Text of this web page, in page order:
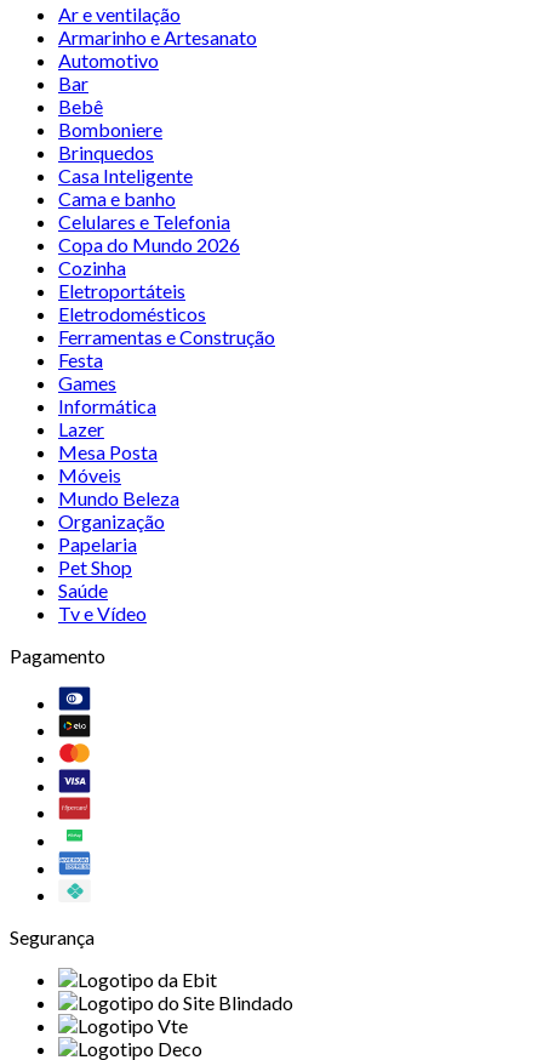
Ar e ventilação
Armarinho e Artesanato
Automotivo
Bar
Bebê
Bomboniere
Brinquedos
Casa Inteligente
Cama e banho
Celulares e Telefonia
Copa do Mundo 2026
Cozinha
Eletroportáteis
Eletrodomésticos
Ferramentas e Construção
Festa
Games
Informática
Lazer
Mesa Posta
Móveis
Mundo Beleza
Organização
Papelaria
Pet Shop
Saúde
Tv e Vídeo
Pagamento
Segurança